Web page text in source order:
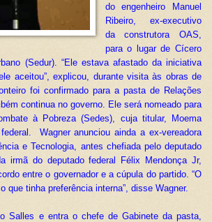
do engenheiro Manuel
Ribeiro, ex-executivo
da construtora OAS,
para o lugar de Cícero
(Sedur). “Ele estava afastado da iniciativa
aceitou”, explicou, durante visita às obras de
foi confirmado para a pasta de Relações
continua no governo. Ele será nomeado para
à Pobreza (Sedes), cuja titular, Moema
federal. Wagner anunciou ainda a ex-vereadora
e Tecnologia, antes chefiada pelo deputado
irmã do deputado federal Félix Mendonça Jr,
entre o governador e a cúpula do partido. “O
tinha preferência interna”, disse Wagner.
Salles e entra o chefe de Gabinete da pasta,